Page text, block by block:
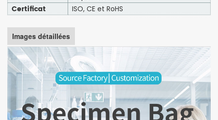
Certificat ISO, CE et RoHS
Images détaillées